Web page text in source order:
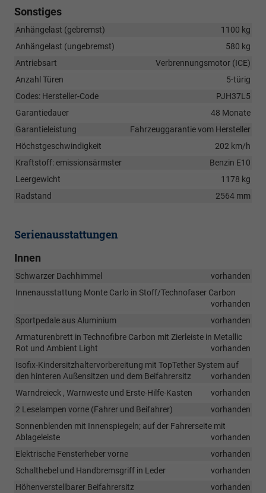
Sonstiges
Anhängelast (gebremst)
1100 kg
Anhängelast (ungebremst)
580 kg
Antriebsart
Verbrennungsmotor (ICE)
Anzahl Türen
5-türig
Codes: Hersteller-Code
PJH37L5
Garantiedauer
48 Monate
Garantieleistung
Fahrzeuggarantie vom Hersteller
Höchstgeschwindigkeit
202 km/h
Kraftstoff: emissionsärmster
Benzin E10
Leergewicht
1178 kg
Radstand
2564 mm
Serienausstattungen
Innen
Schwarzer Dachhimmel
vorhanden
Innenausstattung Monte Carlo in Stoff/Technofaser Carbon
vorhanden
Sportpedale aus Aluminium
vorhanden
Armaturenbrett in Technofibre Carbon mit Zierleiste in Metallic
Rot und Ambient Light
vorhanden
Isofix-Kindersitzhaltervorbereitung mit TopTether System auf
den hinteren Außensitzen und dem Beifahrersitz
vorhanden
Warndreieck , Warnweste und Erste-Hilfe-Kasten
vorhanden
2 Leselampen vorne (Fahrer und Beifahrer)
vorhanden
Sonnenblenden mit Innenspiegeln; auf der Fahrerseite mit
Ablageleiste
vorhanden
Elektrische Fensterheber vorne
vorhanden
Schalthebel und Handbremsgriff in Leder
vorhanden
Höhenverstellbarer Beifahrersitz
vorhanden